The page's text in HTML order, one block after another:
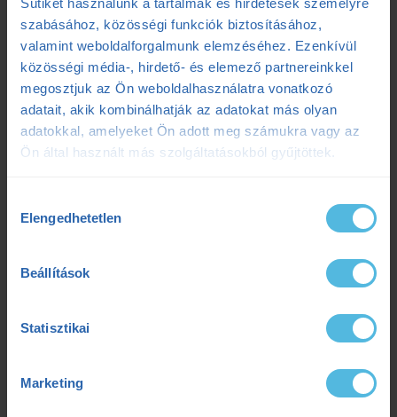
szabásához, közösségi funkciók biztosításához,
valamint weboldalforgalmunk elemzéséhez. Ezenkívül
közösségi média-, hirdető- és elemező partnereinkkel
megosztjuk az Ön weboldalhasználatra vonatkozó
adatait, akik kombinálhatják az adatokat más olyan
adatokkal, amelyeket Ön adott meg számukra vagy az
Ön által használt más szolgáltatásokból gyűjtöttek.
kiválasztása
Elengedhetetlen
Beállítások
Statisztikai
Marketing
kívül hagynak
2025.07.08.
Szenvedés vagy siker? Egy adat elárulja a maratonod kimenetelét
Ultrabalaton 2025: Csengő István sikeres egyéni teljesítése 2025.05.06.
edzéselmélet
ensport